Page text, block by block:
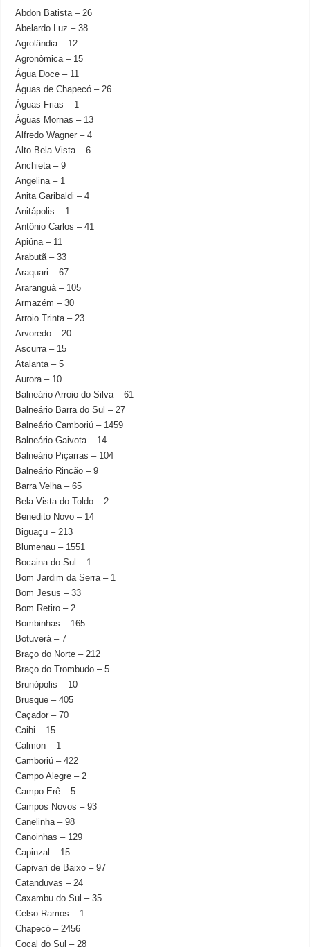
Abdon Batista – 26
Abelardo Luz – 38
Agrolândia – 12
Agronômica – 15
Água Doce – 11
Águas de Chapecó – 26
Águas Frias – 1
Águas Mornas – 13
Alfredo Wagner – 4
Alto Bela Vista – 6
Anchieta – 9
Angelina – 1
Anita Garibaldi – 4
Anitápolis – 1
Antônio Carlos – 41
Apiúna – 11
Arabutã – 33
Araquari – 67
Araranguá – 105
Armazém – 30
Arroio Trinta – 23
Arvoredo – 20
Ascurra – 15
Atalanta – 5
Aurora – 10
Balneário Arroio do Silva – 61
Balneário Barra do Sul – 27
Balneário Camboriú – 1459
Balneário Gaivota – 14
Balneário Piçarras – 104
Balneário Rincão – 9
Barra Velha – 65
Bela Vista do Toldo – 2
Benedito Novo – 14
Biguaçu – 213
Blumenau – 1551
Bocaina do Sul – 1
Bom Jardim da Serra – 1
Bom Jesus – 33
Bom Retiro – 2
Bombinhas – 165
Botuverá – 7
Braço do Norte – 212
Braço do Trombudo – 5
Brunópolis – 10
Brusque – 405
Caçador – 70
Caibi – 15
Calmon – 1
Camboriú – 422
Campo Alegre – 2
Campo Erê – 5
Campos Novos – 93
Canelinha – 98
Canoinhas – 129
Capinzal – 15
Capivari de Baixo – 97
Catanduvas – 24
Caxambu do Sul – 35
Celso Ramos – 1
Chapecó – 2456
Cocal do Sul – 28